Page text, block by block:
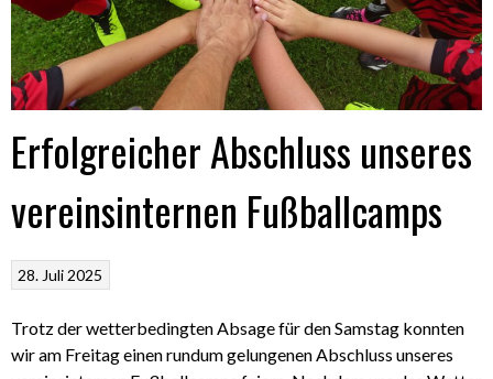
Erfolgreicher Abschluss unseres
vereinsinternen Fußballcamps
28. Juli 2025
Trotz der wetterbedingten Absage für den Samstag konnten
wir am Freitag einen rundum gelungenen Abschluss unseres